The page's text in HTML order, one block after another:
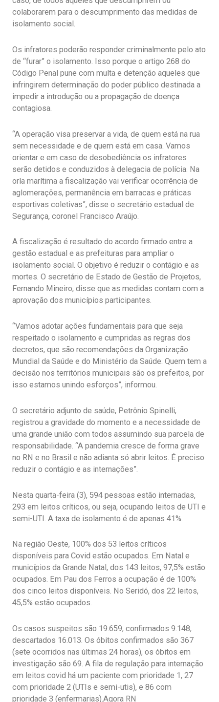
colaborarem para o descumprimento das medidas de
isolamento social.
Os infratores poderão responder criminalmente pelo ato
de “furar” o isolamento. Isso porque o artigo 268 do
Código Penal pune com multa e detenção aqueles que
infringirem determinação do poder público destinada a
impedir a introdução ou a propagação de doença
contagiosa.
“A operação visa preservar a vida, de quem está na rua
sem necessidade e de quem está em casa. Vamos
orientar e em caso de desobediência os infratores
serão detidos e conduzidos à delegacia de polícia. Na
orla marítima a fiscalização vai verificar ocorrência de
aglomerações, permanência em barracas e práticas
esportivas coletivas”, disse o secretário estadual de
Segurança, coronel Francisco Araújo.
A fiscalização é resultado do acordo firmado entre a
gestão estadual e as prefeituras para ampliar o
isolamento social. O objetivo é reduzir o contágio e as
mortes. O secretário de Estado de Gestão de Projetos,
Fernando Mineiro, disse que as medidas contam com a
aprovação dos municípios participantes.
“Vamos adotar ações fundamentais para que seja
respeitado o isolamento e cumpridas as regras dos
decretos, que são recomendações da Organização
Mundial da Saúde e do Ministério da Saúde. Quem tem a
decisão nos territórios municipais são os prefeitos, por
isso estamos unindo esforços”, informou.
O secretário adjunto de saúde, Petrônio Spinelli,
registrou a gravidade do momento e a necessidade de
uma grande união com todos assumindo sua parcela de
responsabilidade. “A pandemia cresce de forma grave
no RN e no Brasil e não adianta só abrir leitos. É preciso
reduzir o contágio e as internações”.
Nesta quarta-feira (3), 594 pessoas estão internadas,
293 em leitos críticos, ou seja, ocupando leitos de UTI e
semi-UTI. A taxa de isolamento é de apenas 41%.
Na região Oeste, 100% dos 53 leitos críticos
disponíveis para Covid estão ocupados. Em Natal e
municípios da Grande Natal, dos 143 leitos, 97,5% estão
ocupados. Em Pau dos Ferros a ocupação é de 100%
dos cinco leitos disponíveis. No Seridó, dos 22 leitos,
45,5% estão ocupados.
Os casos suspeitos são 19.659, confirmados 9.148,
descartados 16.013. Os óbitos confirmados são 367
(sete ocorridos nas últimas 24 horas), os óbitos em
investigação são 69. A fila de regulação para internação
em leitos covid há um paciente com prioridade 1, 27
com prioridade 2 (UTIs e semi-utis), e 86 com
prioridade 3 (enfermarias).Agora RN